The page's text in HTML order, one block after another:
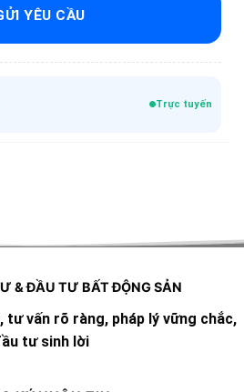
YÊU CẦU
Trực tuyến
& ĐẦU TƯ BẤT ĐỘNG SẢN
tư vấn rõ ràng, pháp lý vững chắc,
tư sinh lời